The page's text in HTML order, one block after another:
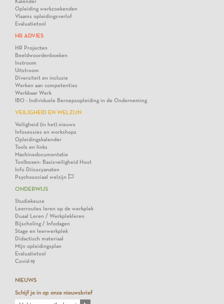
Opleiding werkzoekenden
Vlaams opleidingsverlof
Evaluatietool
HR ADVIES
HR Projecten
Beeldwoordenboeken
Instroom
Uitstroom
Diversiteit en inclusie
Werken aan competenties
Werkbaar Werk
IBO - Individuele Beroepsopleiding in de Onderneming
VEILIGHEID EN WELZIJN
Veiligheid (in het) nieuws
Infosessies en workshops
Opleidingskalender
Tools en links
Machinedocumentatie
Toolboxen: Basisveiligheid Hout
Info Diisocyanaten
Psychosociaal welzijn
ONDERWIJS
Studiekeuze
Leerroutes leren op de werkplek
Duaal Leren / Werkplekleren
Bijscholing / Infodagen
Stage en leerwerkplek
Didactisch materiaal
Mijn opleidingsplan
Evaluatietool
Covid-19
NIEUWS
Schijf je in op onze nieuwsbrief